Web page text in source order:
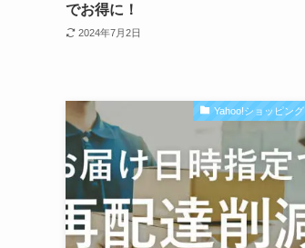
でお得に！
2024年7月2日
Yahoo!ショッピング